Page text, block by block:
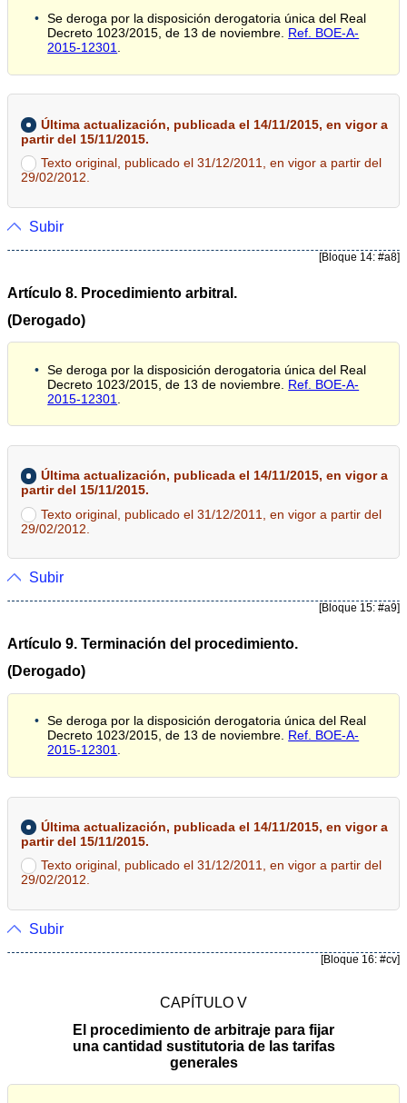
Se deroga por la disposición derogatoria única del Real
Decreto 1023/2015, de 13 de noviembre. Ref. BOE-A-
2015-12301
Última actualización, publicada el 14/11/2015, en vigor a
partir del 15/11/2015.
Texto original, publicado el 31/12/2011, en vigor a partir del
29/02/2012.
Subir
[Bloque 14: #a8]
Artículo 8. Procedimiento arbitral.
(Derogado)
Se deroga por la disposición derogatoria única del Real
Decreto 1023/2015, de 13 de noviembre. Ref. BOE-A-
2015-12301
Última actualización, publicada el 14/11/2015, en vigor a
partir del 15/11/2015.
Texto original, publicado el 31/12/2011, en vigor a partir del
29/02/2012.
Subir
[Bloque 15: #a9]
Artículo 9. Terminación del procedimiento.
(Derogado)
Se deroga por la disposición derogatoria única del Real
Decreto 1023/2015, de 13 de noviembre. Ref. BOE-A-
2015-12301
Última actualización, publicada el 14/11/2015, en vigor a
partir del 15/11/2015.
Texto original, publicado el 31/12/2011, en vigor a partir del
29/02/2012.
Subir
[Bloque 16: #cv]
CAPÍTULO V
El procedimiento de arbitraje para fijar
una cantidad sustitutoria de las tarifas
generales